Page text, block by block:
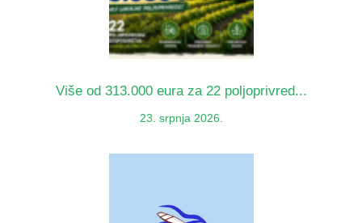
Više od 313.000 eura za 22 poljoprivred...
23. srpnja 2026.